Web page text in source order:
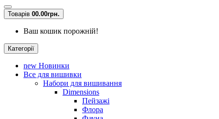
Товарів 00.00грн.
Ваш кошик порожній!
Категорії
new Новинки
Все для вишивки
Набори для вишивання
Dimensions
Пейзажі
Флора